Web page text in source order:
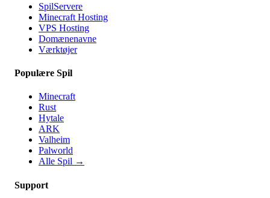
SpilServere
Minecraft Hosting
VPS Hosting
Domænenavne
Værktøjer
Populære Spil
Minecraft
Rust
Hytale
ARK
Valheim
Palworld
Alle Spil →
Support